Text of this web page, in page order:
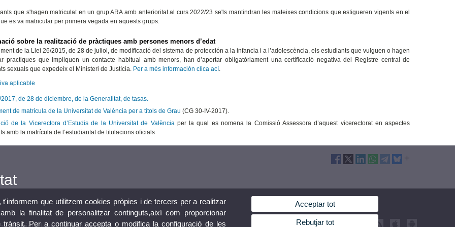
que s'hagen matriculat en un grup ARA amb anterioritat al curs 2022/23 se'ls mantindran les mateixes condicions que estigueren vigents en el
es va matricular per primera vegada en aquests grups.
sobre la realització de pràctiques amb persones menors d’edat
de la Llei 26/2015, de 28 de juliol, de modificació del sistema de protección a la infancia i a l’adolescència, els estudiants que vulguen o hagen
practiques que impliquen un contacte habitual amb menors, han d’aportar obligatòriament una certificació negativa del Registre central de
sexuals que expedeix el Ministeri de Justícia. Per a més información clica ací.
aplicable
2017, de 28 de diciembre, de la Generalitat, de tasas.
de matrícula de la Universitat de València per a títols de Grau (CG 30-IV-2017).
de la Vicerectora d’Estudis de la Universitat de Valènciaper la qual es nomena la Comissió Assessora d’aquest vicerectorat en aspectes
amb la matrícula de l’estudiantat de titulacions oficials
que utilitzem cookies pròpies i de tercers per a realitzar
la finalitat de personalitzar continguts,així com proporcionar
Per a continuar accepta o modifica la configuració de les
Acceptar tot
Rebutjar tot